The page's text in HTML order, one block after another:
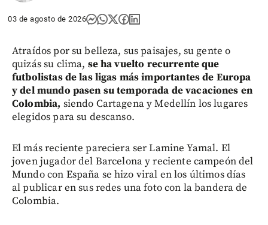
03 de agosto de 2026
Atraídos por su belleza, sus paisajes, su gente o
quizás su clima, se ha vuelto recurrente que
futbolistas de las ligas más importantes de Europa
y del mundo pasen su temporada de vacaciones en
Colombia, siendo Cartagena y Medellín los lugares
elegidos para su descanso.
El más reciente pareciera ser Lamine Yamal. El
joven jugador del Barcelona y reciente campeón del
Mundo con España se hizo viral en los últimos días
al publicar en sus redes una foto con la bandera de
Colombia.